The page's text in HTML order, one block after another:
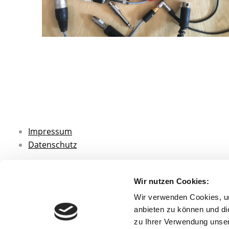
Wir nutzen Cookies:
Wir verwenden Cookies,
anbieten zu können und
zu Ihrer Verwendung
Impressum
Datenschutz